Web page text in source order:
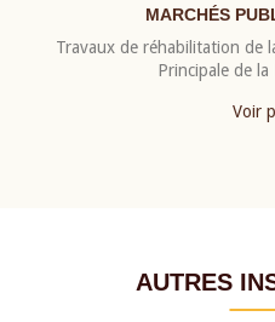
MARCHÉS
Travaux de réhabilitation de
Principale de la
Voir
AUTRES